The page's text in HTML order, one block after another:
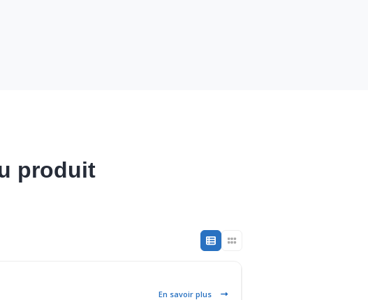
produit
En savoir plus